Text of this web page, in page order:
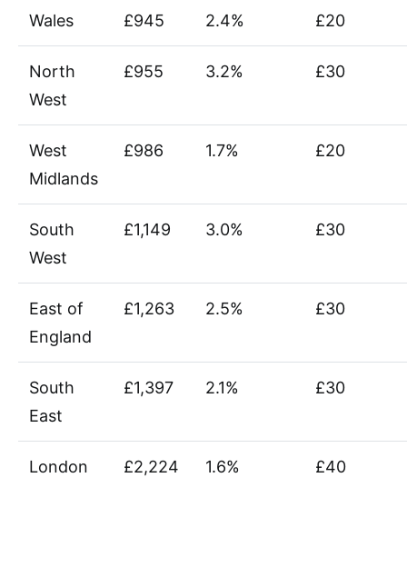
Wales £945 2.4% £20
North
West
£955 3.2% £30
West
Midlands
£986 1.7% £20
South
West
£1,149 3.0% £30
East of
England
£1,263 2.5% £30
South
East
£1,397 2.1% £30
London £2,224 1.6% £40